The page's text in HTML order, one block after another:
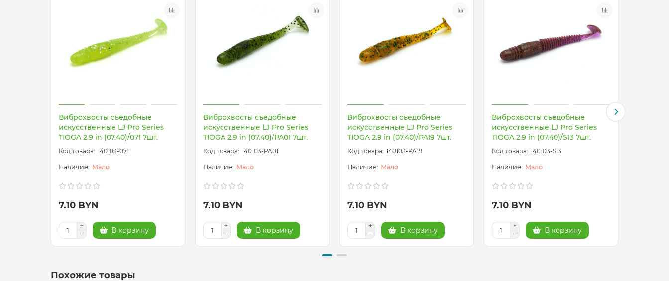
Виброхвосты съедобные
искусственные LJ Pro Series
TIOGA 2.9 in (07.40)/071 7шт.
140103-071
Мало
7.10 BYN
В корзину
Виброхвосты съедобные
искусственные LJ Pro Series
TIOGA 2.9 in (07.40)/PA01 7шт.
140103-PA01
Мало
7.10 BYN
В корзину
Виброхвосты съедобные
искусственные LJ Pro Series
TIOGA 2.9 in (07.40)/PA19 7шт.
140103-PA19
Мало
7.10 BYN
В корзину
Виброхвосты съедобные
искусственные LJ Pro Series
TIOGA 2.9 in (07.40)/S13 7шт.
140103-S13
Мало
7.10 BYN
В корзину
Похожие товары